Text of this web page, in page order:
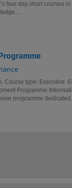
four-day short courses
Course type: Executive
Programme
programme